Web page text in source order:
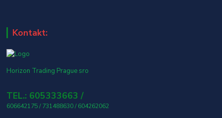
Kontakt:
Horizon Trading Prague sro
TEL.: 605333663 /
606642175 / 731488630 / 604262062